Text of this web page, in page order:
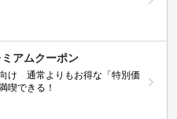
アムクーポン
け 通常よりもお得な「特別価
喫できる！